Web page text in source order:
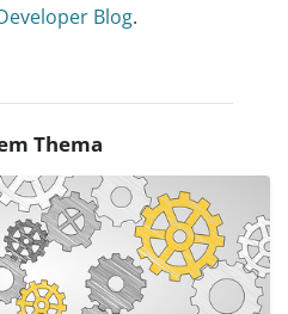
Blog.
Thema